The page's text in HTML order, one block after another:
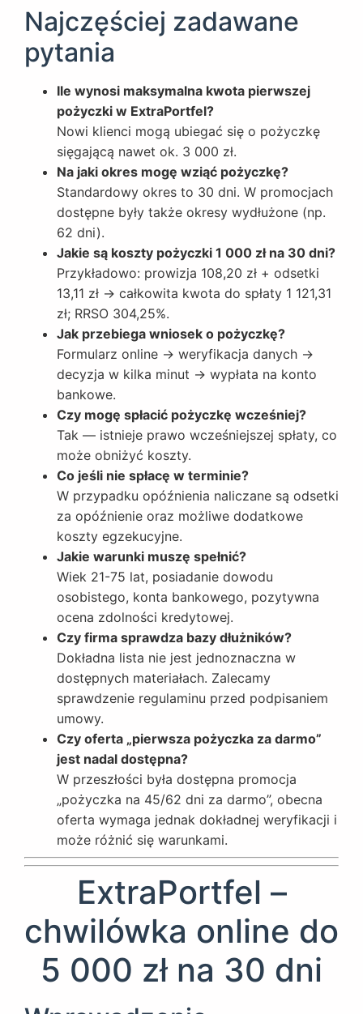
Najczęściej zadawane
pytania
Ile wynosi maksymalna kwota pierwszej
pożyczki w ExtraPortfel?
Nowi klienci mogą ubiegać się o pożyczkę
sięgającą nawet ok. 3 000 zł.
Na jaki okres mogę wziąć pożyczkę?
Standardowy okres to 30 dni. W promocjach
dostępne były także okresy wydłużone (np.
62 dni).
Jakie są koszty pożyczki 1 000 zł na 30 dni?
Przykładowo: prowizja 108,20 zł + odsetki
13,11 zł → całkowita kwota do spłaty 1 121,31
zł; RRSO 304,25%.
Jak przebiega wniosek o pożyczkę?
Formularz online → weryfikacja danych →
decyzja w kilka minut → wypłata na konto
bankowe.
Czy mogę spłacić pożyczkę wcześniej?
Tak — istnieje prawo wcześniejszej spłaty, co
może obniżyć koszty.
Co jeśli nie spłacę w terminie?
W przypadku opóźnienia naliczane są odsetki
za opóźnienie oraz możliwe dodatkowe
koszty egzekucyjne.
Jakie warunki muszę spełnić?
Wiek 21-75 lat, posiadanie dowodu
osobistego, konta bankowego, pozytywna
ocena zdolności kredytowej.
Czy firma sprawdza bazy dłużników?
Dokładna lista nie jest jednoznaczna w
dostępnych materiałach. Zalecamy
sprawdzenie regulaminu przed podpisaniem
umowy.
Czy oferta „pierwsza pożyczka za darmo”
jest nadal dostępna?
W przeszłości była dostępna promocja
„pożyczka na 45/62 dni za darmo”, obecna
oferta wymaga jednak dokładnej weryfikacji i
może różnić się warunkami.
ExtraPortfel –
chwilówka online do
5 000 zł na 30 dni